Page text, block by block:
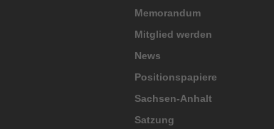
Memorandum
Mitglied werden
News
Positionspapiere
Sachsen-Anhalt
Satzung